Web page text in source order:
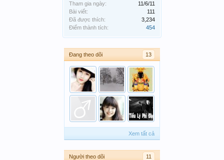
Tham gia ngày:
11/6/11
Bài viết:
111
Đã được thích:
3,234
Điểm thành tích:
454
Đang theo dõi 13
Xem tất cả
Người theo dõi 11